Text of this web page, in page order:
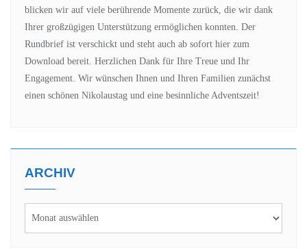
blicken wir auf viele berührende Momente zurück, die wir dank
Ihrer großzügigen Unterstützung ermöglichen konnten. Der
Rundbrief ist verschickt und steht auch ab sofort hier zum
Download bereit. Herzlichen Dank für Ihre Treue und Ihr
Engagement. Wir wünschen Ihnen und Ihren Familien zunächst
einen schönen Nikolaustag und eine besinnliche Adventszeit!
ARCHIV